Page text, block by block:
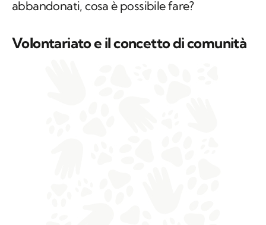
abbandonati, cosa è possibile fare?
Volontariato e il concetto di comunità